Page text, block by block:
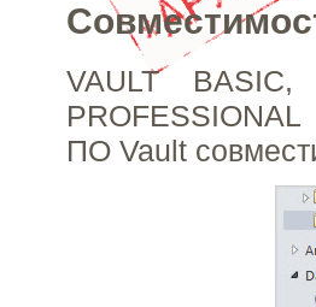
VAULT BASIC,
PROFESSIONAL
ПО Vault